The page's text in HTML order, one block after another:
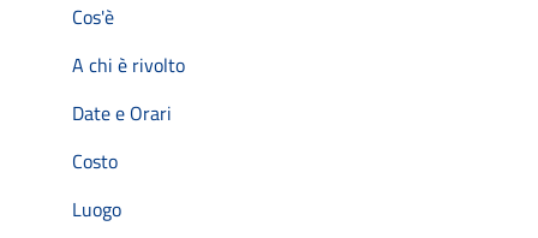
Cos'è
A chi è rivolto
Date e Orari
Costo
Luogo